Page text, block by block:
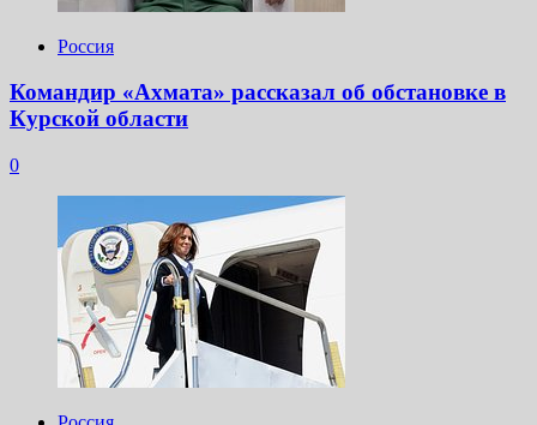
Россия
Командир «Ахмата» рассказал об обстановке в
Курской области
0